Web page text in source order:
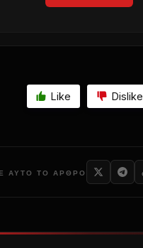
Like Dislike
ΑΥΤΌ ΤΟ ΆΡΘΡΟ